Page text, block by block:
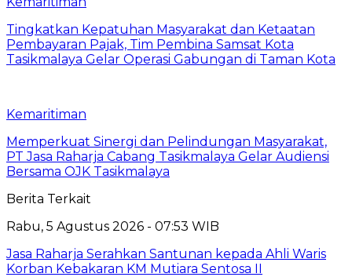
Tingkatkan Kepatuhan Masyarakat dan Ketaatan
Pembayaran Pajak, Tim Pembina Samsat Kota
Tasikmalaya Gelar Operasi Gabungan di Taman Kota
Kemaritiman
Memperkuat Sinergi dan Pelindungan Masyarakat,
PT Jasa Raharja Cabang Tasikmalaya Gelar Audiensi
Bersama OJK Tasikmalaya
Berita Terkait
Rabu, 5 Agustus 2026 - 07:53 WIB
Jasa Raharja Serahkan Santunan kepada Ahli Waris
Korban Kebakaran KM Mutiara Sentosa II